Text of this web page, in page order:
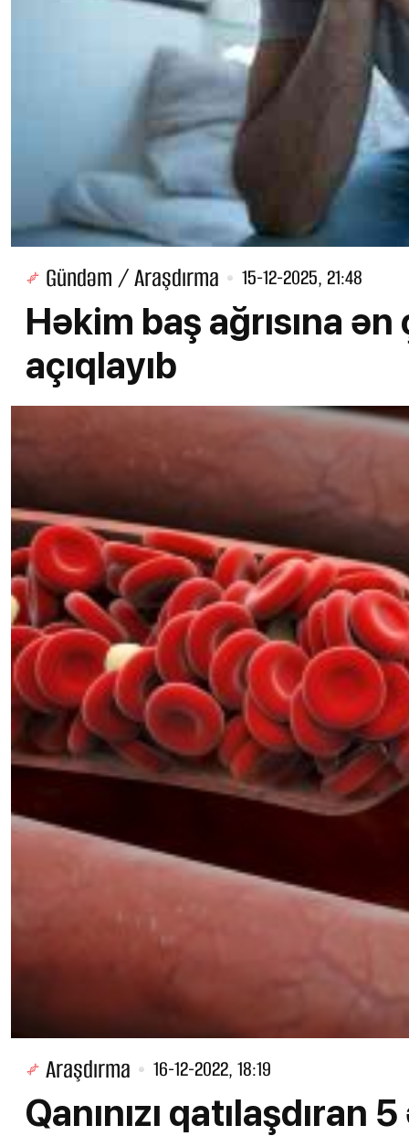
Gündəm / Araşdırma 15-12-2025, 21:48
Həkim baş ağrısına
açıqlayıb
Araşdırma 16-12-2022, 18:19
Qanınızı